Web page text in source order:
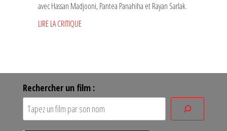
avec Hassan Madjooni, Pantea Panahiha et Rayan Sarlak.
LIRE LA CRITIQUE
Rechercher un film :